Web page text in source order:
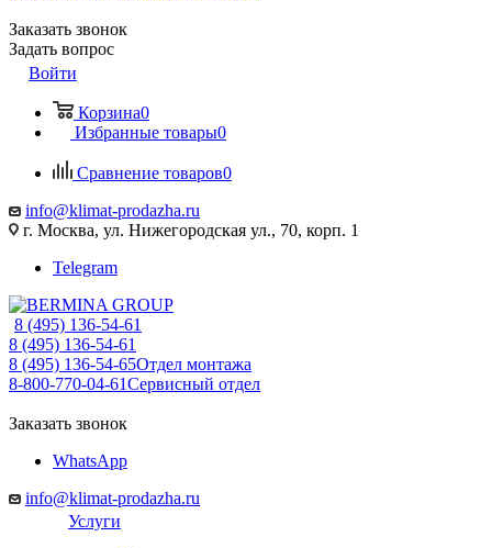
Заказать звонок
Задать вопрос
Войти
Корзина0
Избранные товары0
Сравнение товаров0
info@klimat-prodazha.ru
г. Москва, ул. Нижегородская ул., 70, корп. 1
Telegram
8 (495) 136-54-61
8 (495) 136-54-61
8 (495) 136-54-65Отдел монтажа
8-800-770-04-61Сервисный отдел
Заказать звонок
WhatsApp
info@klimat-prodazha.ru
Услуги